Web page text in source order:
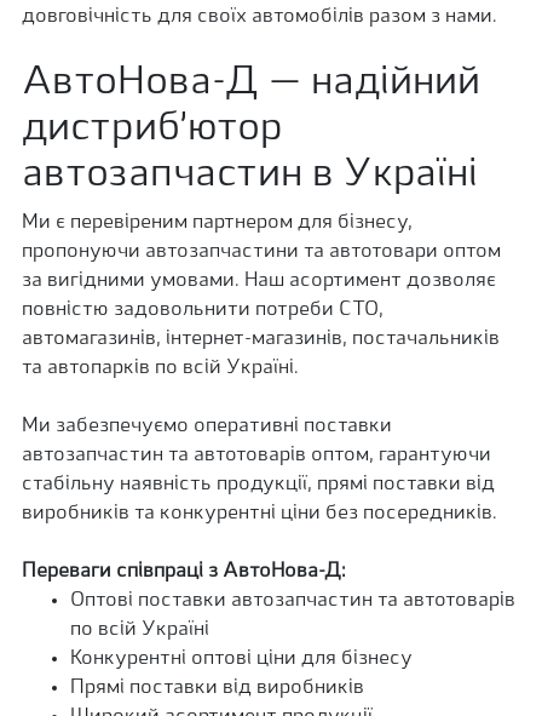
довговічність для своїх автомобілів разом з нами.
АвтоНова-Д — надійний
дистриб’ютор
автозапчастин в Україні
Ми є перевіреним партнером для бізнесу,
пропонуючи автозапчастини та автотовари оптом
за вигідними умовами. Наш асортимент дозволяє
повністю задовольнити потреби СТО,
автомагазинів, інтернет-магазинів, постачальників
та автопарків по всій Україні.
Ми забезпечуємо оперативні поставки
автозапчастин та автотоварів оптом, гарантуючи
стабільну наявність продукції, прямі поставки від
виробників та конкурентні ціни без посередників.
Переваги співпраці з АвтоНова-Д:
Оптові поставки автозапчастин та автотоварів
по всій Україні
Конкурентні оптові ціни для бізнесу
Прямі поставки від виробників